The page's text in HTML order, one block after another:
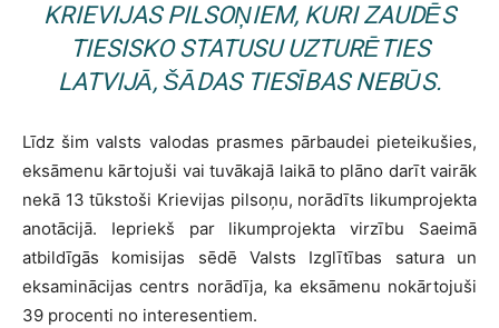
KRIEVIJAS PILSOŅIEM, KURI ZAUDĒS
TIESISKO STATUSU UZTURĒTIES
LATVIJĀ, ŠĀDAS TIESĪBAS NEBŪS.
Līdz šim valsts valodas prasmes pārbaudei pieteikušies,
eksāmenu kārtojuši vai tuvākajā laikā to plāno darīt vairāk
nekā 13 tūkstoši Krievijas pilsoņu, norādīts likumprojekta
anotācijā. Iepriekš par likumprojekta virzību Saeimā
atbildīgās komisijas sēdē Valsts Izglītības satura un
eksaminācijas centrs norādīja, ka eksāmenu nokārtojuši
39 procenti no interesentiem.